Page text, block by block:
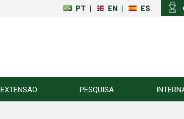
PT EN ES
EXTENSÃO PESQUISA